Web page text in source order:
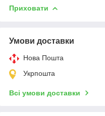
Приховати
Умови доставки
Нова Пошта
Укрпошта
Всі умови доставки